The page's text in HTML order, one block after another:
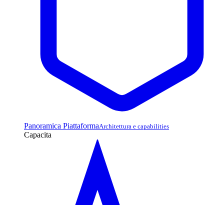
Panoramica PiattaformaArchitettura e capabilities
Capacita